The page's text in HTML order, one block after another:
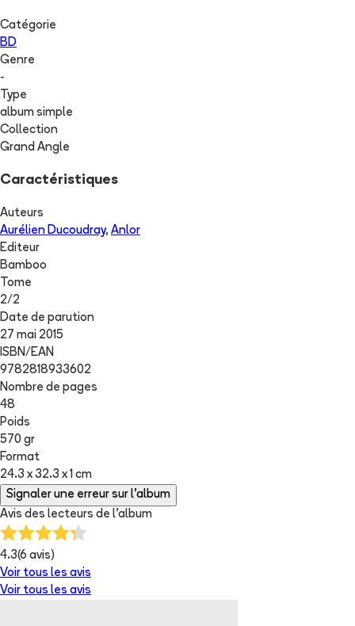
Catégorie
BD
Genre
-
Type
album simple
Collection
Grand Angle
Caractéristiques
Auteurs
Aurélien Ducoudray, Anlor
Editeur
Bamboo
Tome
2/2
Date de parution
27 mai 2015
ISBN/EAN
9782818933602
Nombre de pages
48
Poids
570 gr
Format
24.3 x 32.3 x 1 cm
Signaler une erreur sur l'album
Avis des lecteurs de l'album
4.3(6 avis)
Voir tous les avis
Voir tous les avis